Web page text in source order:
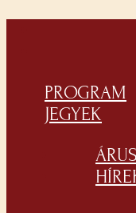
PROGRAM
JEGYEK